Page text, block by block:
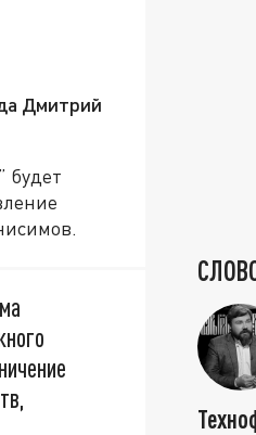
Дмитрий
будет